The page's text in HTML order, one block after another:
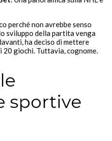
perché non avrebbe senso
sviluppo della partita venga
ha deciso di mettere
20 giochi. Tuttavia, cognome.
sportive